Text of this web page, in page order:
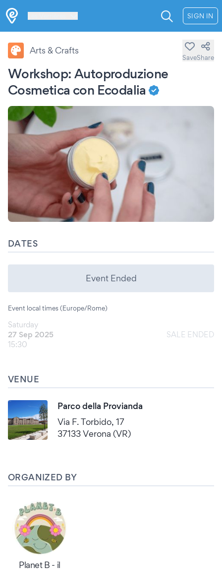
SIGN IN
Workshop: Autoproduzione
Cosmetica con Ecodalia
Arts & Crafts
SaveShare
DATES
Event Ended
Event local times (Europe/Rome)
Saturday
27 Sep 2025
15:30
SALE ENDED
VENUE
Parco della Provianda
Via F. Torbido, 17
37133 Verona (VR)
ORGANIZED BY
Planet B - il